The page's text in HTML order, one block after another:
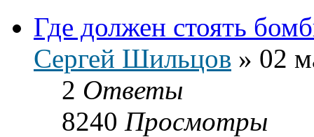
Где должен стоять
Сергей Шильцов » 02
2 Ответы
8240 Просмотры